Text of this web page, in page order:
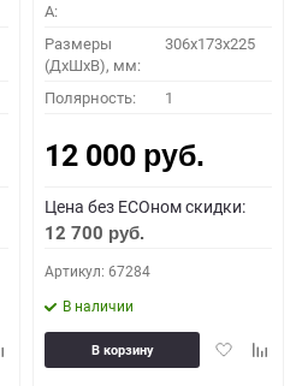
A:
Размеры
(ДхШхВ), мм:
306x173x225
Полярность: 1
12 000 руб.
Цена без ECOном скидки:
12 700 руб.
Артикул: 67284
В наличии
Добавить
В корзину